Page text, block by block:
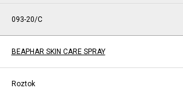
093-20/C
BEAPHAR SKIN CARE SPRAY
Roztok